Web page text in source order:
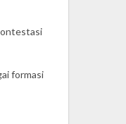
formasi